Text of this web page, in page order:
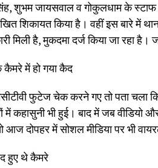
शुभम जायसवाल व गोकुलधाम के
शिकायत किया है। वहीं इस बारे में
मिली है, मुकदमा दर्ज किया जा रहा
कैमरे में हो गया कैद
फुटेज चेक करने गए तो पता
में कहासुनी भी हुई। बाद में जब वीडियो
आज दोपहर में सोशल मीडिया पर भी
हुए थे कैमरे